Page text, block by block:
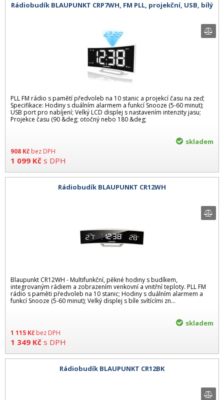
Rádiobudík BLAUPUNKT CRP7WH, FM PLL, projekční, USB, bílý
PLL FM rádio s pamětí předvoleb na 10 stanic a projekcí času na zeď;
Specifikace: Hodiny s duálním alarmem a funkcí Snooze (5-60 minut);
USB port pro nabíjení; Velký LCD displej s nastavením intenzity jasu;
Projekce času (90 &deg; otočný nebo 180 &deg;
908 Kč bez DPH
1 099 Kč s DPH
skladem
Rádiobudík BLAUPUNKT CR12WH
Blaupunkt CR12WH - Multifunkční, pěkné hodiny s budíkem,
integrovaným rádiem a zobrazením venkovní a vnitřní teploty. PLL FM
rádio s paměti předvoleb na 10 stanic; Hodiny s duálním alarmem a
funkcí Snooze (5-60 minut); Velký displej s bíle svítícími zn...
1 115 Kč bez DPH
1 349 Kč s DPH
skladem
Rádiobudík BLAUPUNKT CR12BK